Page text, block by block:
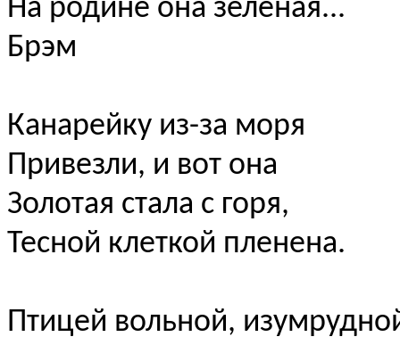
На родине она зелёная...
Брэм
Канарейку из-за моря
Привезли, и вот она
Золотая стала с горя,
Тесной клеткой пленена.
Птицей вольной,